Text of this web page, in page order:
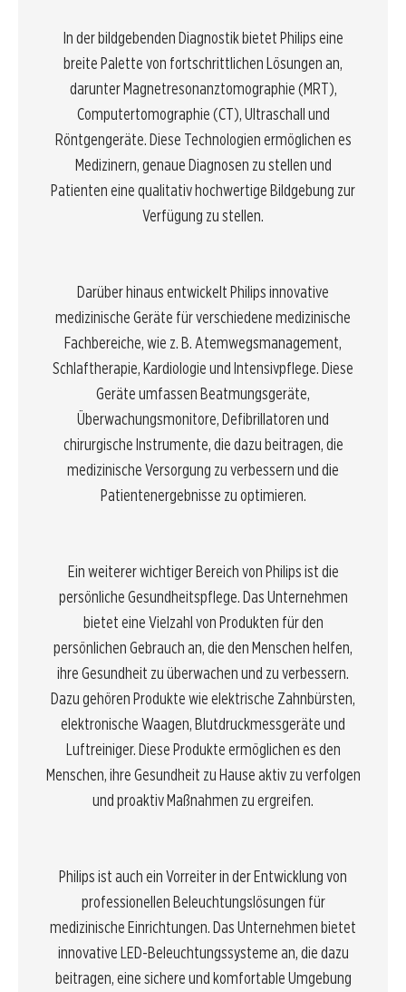
In der bildgebenden Diagnostik bietet Philips eine
breite Palette von fortschrittlichen Lösungen an,
darunter Magnetresonanztomographie (MRT),
Computertomographie (CT), Ultraschall und
Röntgengeräte. Diese Technologien ermöglichen es
Medizinern, genaue Diagnosen zu stellen und
Patienten eine qualitativ hochwertige Bildgebung zur
Verfügung zu stellen.
Darüber hinaus entwickelt Philips innovative
medizinische Geräte für verschiedene medizinische
Fachbereiche, wie z. B. Atemwegsmanagement,
Schlaftherapie, Kardiologie und Intensivpflege. Diese
Geräte umfassen Beatmungsgeräte,
Überwachungsmonitore, Defibrillatoren und
chirurgische Instrumente, die dazu beitragen, die
medizinische Versorgung zu verbessern und die
Patientenergebnisse zu optimieren.
Ein weiterer wichtiger Bereich von Philips ist die
persönliche Gesundheitspflege. Das Unternehmen
bietet eine Vielzahl von Produkten für den
persönlichen Gebrauch an, die den Menschen helfen,
ihre Gesundheit zu überwachen und zu verbessern.
Dazu gehören Produkte wie elektrische Zahnbürsten,
elektronische Waagen, Blutdruckmessgeräte und
Luftreiniger. Diese Produkte ermöglichen es den
Menschen, ihre Gesundheit zu Hause aktiv zu verfolgen
und proaktiv Maßnahmen zu ergreifen.
Philips ist auch ein Vorreiter in der Entwicklung von
professionellen Beleuchtungslösungen für
medizinische Einrichtungen. Das Unternehmen bietet
innovative LED-Beleuchtungssysteme an, die dazu
beitragen, eine sichere und komfortable Umgebung